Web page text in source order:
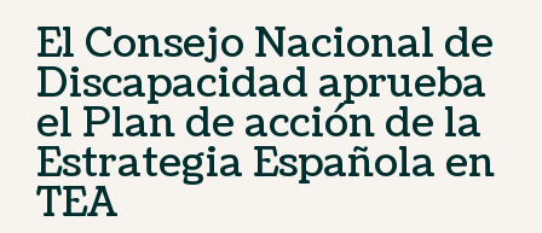
El Consejo Nacional de
Discapacidad aprueba
el Plan de acción de la
Estrategia Española en
TEA